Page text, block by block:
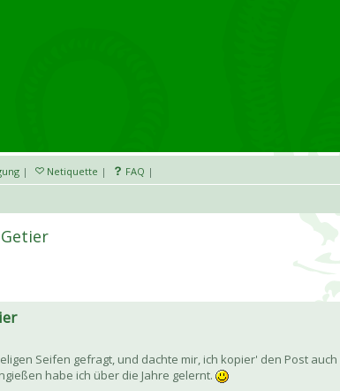
| Netiquette | FAQ |
Seifen gefragt, und dachte mir, ich kopier' den Post
habe ich über die Jahre gelernt.